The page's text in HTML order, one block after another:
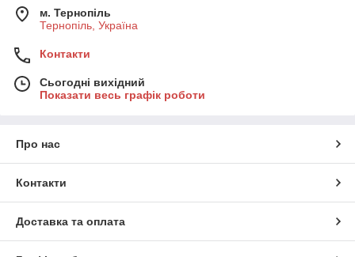
м. Тернопіль
Тернопіль, Україна
Контакти
Сьогодні вихідний
Показати весь графік роботи
Про нас
Контакти
Доставка та оплата